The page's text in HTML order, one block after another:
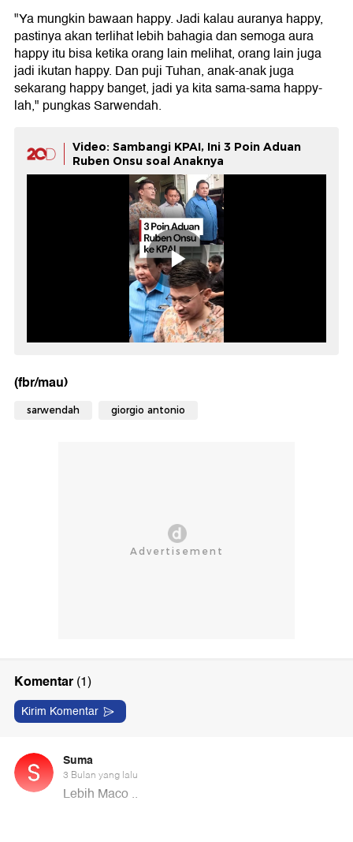
"Ya mungkin bawaan happy. Jadi kalau auranya happy,
pastinya akan terlihat lebih bahagia dan semoga aura
happy itu bisa ketika orang lain melihat, orang lain juga
jadi ikutan happy. Dan puji Tuhan, anak-anak juga
sekarang happy banget, jadi ya kita sama-sama happy-
lah," pungkas Sarwendah.
Video: Sambangi KPAI, Ini 3 Poin Aduan
Ruben Onsu soal Anaknya
(fbr/mau)
sarwendah giorgio antonio